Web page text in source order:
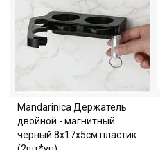
Mandarinica Держатель
двойной - магнитный
черный 8х17х5см пластик